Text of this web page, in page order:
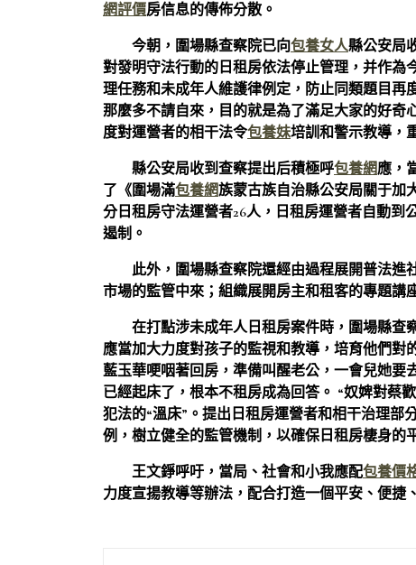
網評價房信息的傳佈分散。
今朝，圍場縣查察院已向包養女人縣公安局
對發明守法行動的日租房依法停止管理，并作
理任務和未成年人維護律例定，防止同類題目
那麼多不請自來，目的就是為了滿足大家的好奇
度對運營者的相干法令包養妹培訓和警示教導，
縣公安局收到查察提出后積極呼包養網應，
了《圍場滿包養網族蒙古族自治縣公安局關于加
分日租房守法運營者26人，日租房運營者自動到
遏制。
此外，圍場縣查察院還經由過程展開普法進
市場的監管中來；組織展開房主和租客的專題講
在打點涉未成年人日租房案件時，圍場縣查
應當加大力度對孩子的監視和教導，培育他們對
藍玉華哽咽著回房，準備叫醒老公，一會兒她
已經起床了，根本不租房成為回答。 “奴婢對蔡
犯法的“溫床”。提出日租房運營者和相干治理
例，樹立健全的監管機制，以確保日租房棲身的
王文錚呼吁，當局、社會和小我應配包養價
力度宣揚教導等辦法，配合打造一個平安、便捷